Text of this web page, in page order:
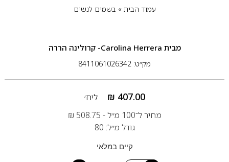
עמוד הבית» בשמים לנשים
מבית Carolina Herrera- קרולינה הררה
מק״ט: 8411061026342
₪ 407.00
ליח׳
מחיר ל־100 מ״ל -
₪ 508.75
גודל מ״ל: 80
קיים במלאי